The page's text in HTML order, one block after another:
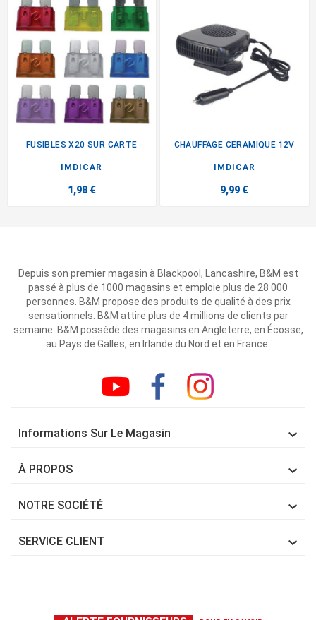
FUSIBLES X20 SUR CARTE
IMDICAR
1,98 €
CHAUFFAGE CERAMIQUE 12V
IMDICAR
9,99 €
Depuis son premier magasin à Blackpool, Lancashire, B&M est
passé à plus de 1000 magasins et emploie plus de 28 000
personnes. B&M propose des produits de qualité à des prix
sensationnels. B&M attire plus de 4 millions de clients par
semaine. B&M possède des magasins en Angleterre, en Écosse,
au Pays de Galles, en Irlande du Nord et en France.
Informations Sur Le Magasin 
À PROPOS 
NOTRE SOCIÉTÉ 
SERVICE CLIENT 